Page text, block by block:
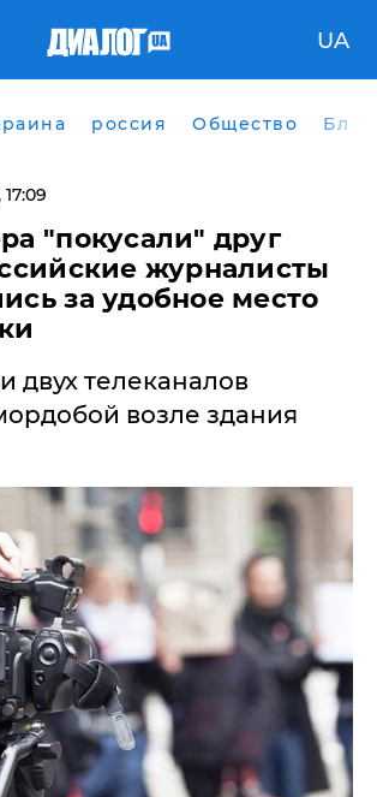
UA
россия Общество
"покусали" друг
журналисты
за удобное место
двух телеканалов
возле здания